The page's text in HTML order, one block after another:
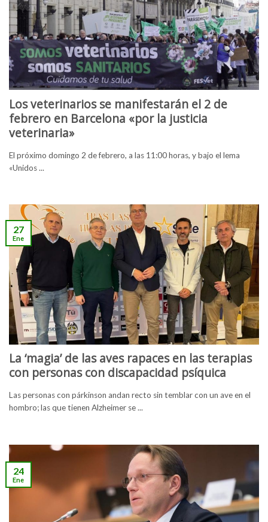
Los veterinarios se manifestarán el 2 de
febrero en Barcelona «por la justicia
veterinaria»
El próximo domingo 2 de febrero, a las 11:00 horas, y bajo el lema
«Unidos ...
La ‘magia’ de las aves rapaces en las terapias
con personas con discapacidad psíquica
Las personas con párkinson andan recto sin temblar con un ave en el
hombro; las que tienen Alzheimer se ...
27
Ene
24
Ene